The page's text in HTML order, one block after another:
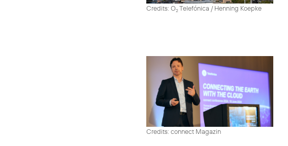
Credits: O2Telefónica / Henning Koepke
Credits: connect Magazin